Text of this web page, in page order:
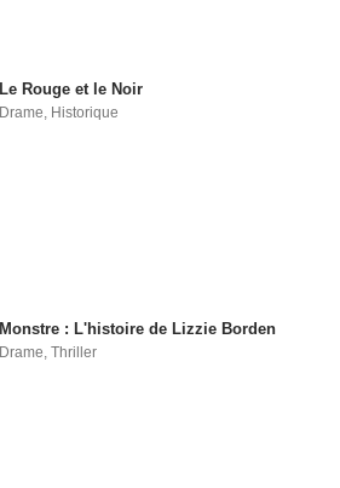
Le Rouge et le Noir
Drame, Historique
Monstre : L'histoire de Lizzie Borden
Drame,Thriller